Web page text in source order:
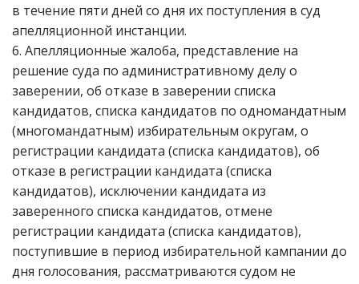
в течение пяти дней со дня их поступления в суд
апелляционной инстанции.
6. Апелляционные жалоба, представление на
решение суда по административному делу о
заверении, об отказе в заверении списка
кандидатов, списка кандидатов по одномандатным
(многомандатным) избирательным округам, о
регистрации кандидата (списка кандидатов), об
отказе в регистрации кандидата (списка
кандидатов), исключении кандидата из
заверенного списка кандидатов, отмене
регистрации кандидата (списка кандидатов),
поступившие в период избирательной кампании до
дня голосования, рассматриваются судом не